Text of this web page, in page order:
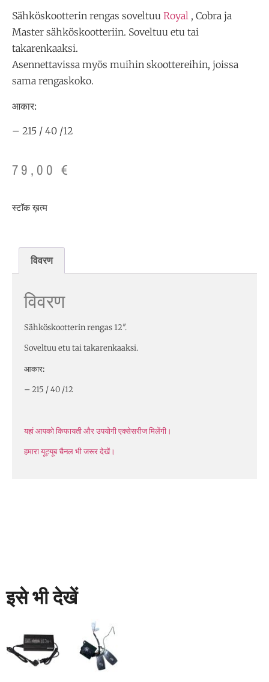
Sähköskootterin rengas soveltuu Royal , Cobra ja
Master sähköskootteriin. Soveltuu etu tai
takarenkaaksi.
Asennettavissa myös muihin skoottereihin, joissa
sama rengaskoko.
आकार:
– 215 / 40 /12
79,00€
स्टॉक ख़त्म
विवरण
विवरण
Sähköskootterin rengas 12″.
Soveltuu etu tai takarenkaaksi.
आकार:
– 215 / 40 /12
यहां आपको किफायती और उपयोगी एक्सेसरीज मिलेंगी।
हमारा यूट्यूब चैनल भी जरूर देखें।
इसे भी देखें